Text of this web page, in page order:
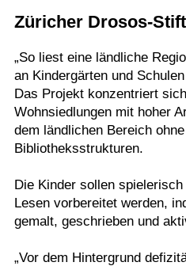
Züricher Drosos-
„So liest eine ländliche
an Kindergärten und
Das Projekt konzentriert
Wohnsiedlungen mit hoher
dem ländlichen Bereich
Bibliotheksstrukturen.
Die Kinder sollen
Lesen vorbereitet werden,
gemalt, geschrieben und
„Vor dem Hintergrund